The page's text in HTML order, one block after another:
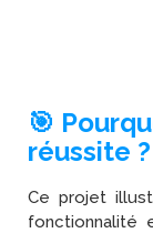
🎯
réussite ?
Ce projet
fonctionnalité